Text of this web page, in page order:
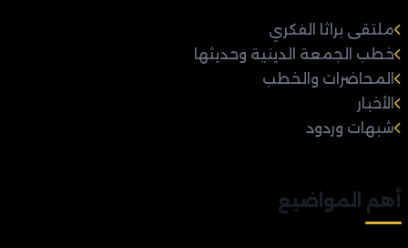
ملتقى براثا الفكري
خطب الجمعة الدينية وحديثها
المحاضرات والخطب
الأخبار
شبهات وردود
أهم المواضيع